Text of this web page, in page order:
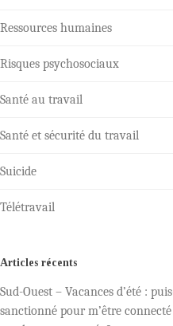
Ressources humaines
Risques psychosociaux
Santé au travail
Santé et sécurité du travail
Suicide
Télétravail
Articles récents
Sud-Ouest – Vacances d’été :
sanctionné pour m’être